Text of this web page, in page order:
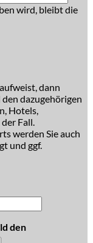
wird, bleibt die
dann
dazugehörigen
Hotels,
Fall.
werden Sie auch
und ggf.
den